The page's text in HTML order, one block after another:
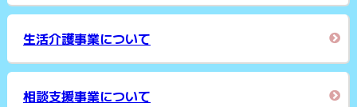
生活介護事業について
相談支援事業について